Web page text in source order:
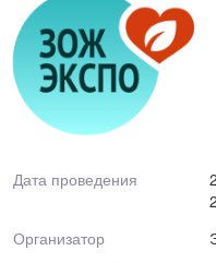
Дата проведения
Организатор